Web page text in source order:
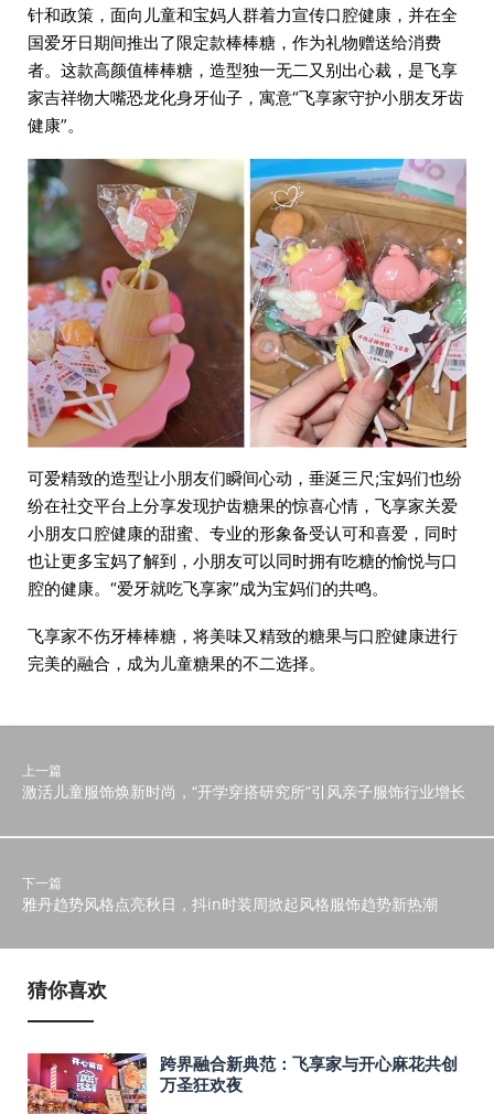
针和政策，面向儿童和宝妈人群着力宣传口腔健康，并在全
国爱牙日期间推出了限定款棒棒糖，作为礼物赠送给消费
者。这款高颜值棒棒糖，造型独一无二又别出心裁，是飞享
家吉祥物大嘴恐龙化身牙仙子，寓意“飞享家守护小朋友牙齿
健康”。
可爱精致的造型让小朋友们瞬间心动，垂涎三尺;宝妈们也纷
纷在社交平台上分享发现护齿糖果的惊喜心情，飞享家关爱
小朋友口腔健康的甜蜜、专业的形象备受认可和喜爱，同时
也让更多宝妈了解到，小朋友可以同时拥有吃糖的愉悦与口
腔的健康。“爱牙就吃飞享家”成为宝妈们的共鸣。
飞享家不伤牙棒棒糖，将美味又精致的糖果与口腔健康进行
完美的融合，成为儿童糖果的不二选择。
上一篇
激活儿童服饰焕新时尚，“开学穿搭研究所”引风亲子服饰行业增长
下一篇
雅丹趋势风格点亮秋日，抖in时装周掀起风格服饰趋势新热潮
猜你喜欢
跨界融合新典范：飞享家与开心麻花共创
万圣狂欢夜